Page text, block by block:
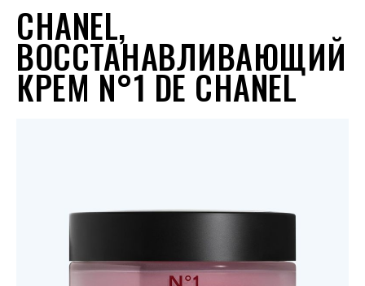
CHANEL,
ВОССТАНАВЛИВАЮЩИЙ
КРЕМ N°1 DE CHANEL